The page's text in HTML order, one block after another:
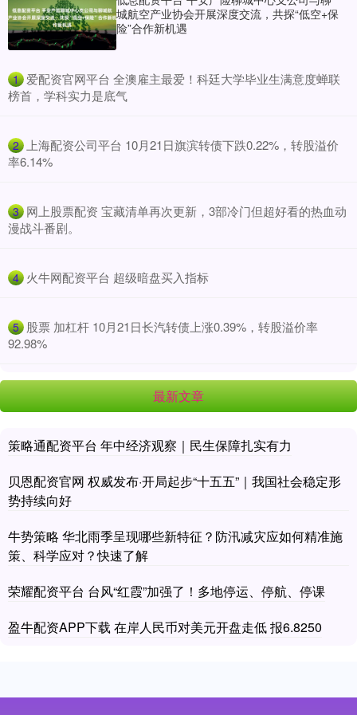
城航空产业协会开展深度交流，共探“低空+保
险”合作新机遇
1 ​爱配资官网平台 全澳雇主最爱！科廷大学毕业生满意度蝉联
榜首，学科实力是底气
2
​上海配资公司平台 10月21日旗滨转债下跌0.22%，转股溢价
率6.14%
3 ​网上股票配资 宝藏清单再次更新，3部冷门但超好看的热血动
漫战斗番剧。
4 ​火牛网配资平台 超级暗盘买入指标
5 ​股票 加杠杆 10月21日长汽转债上涨0.39%，转股溢价率
92.98%
最新文章
策略通配资平台 年中经济观察｜民生保障扎实有力
贝恩配资官网 权威发布·开局起步“十五五”｜我国社会稳定形
势持续向好
牛势策略 华北雨季呈现哪些新特征？防汛减灾应如何精准施
策、科学应对？快速了解
荣耀配资平台 台风“红霞”加强了！多地停运、停航、停课
盈牛配资APP下载 在岸人民币对美元开盘走低 报6.8250